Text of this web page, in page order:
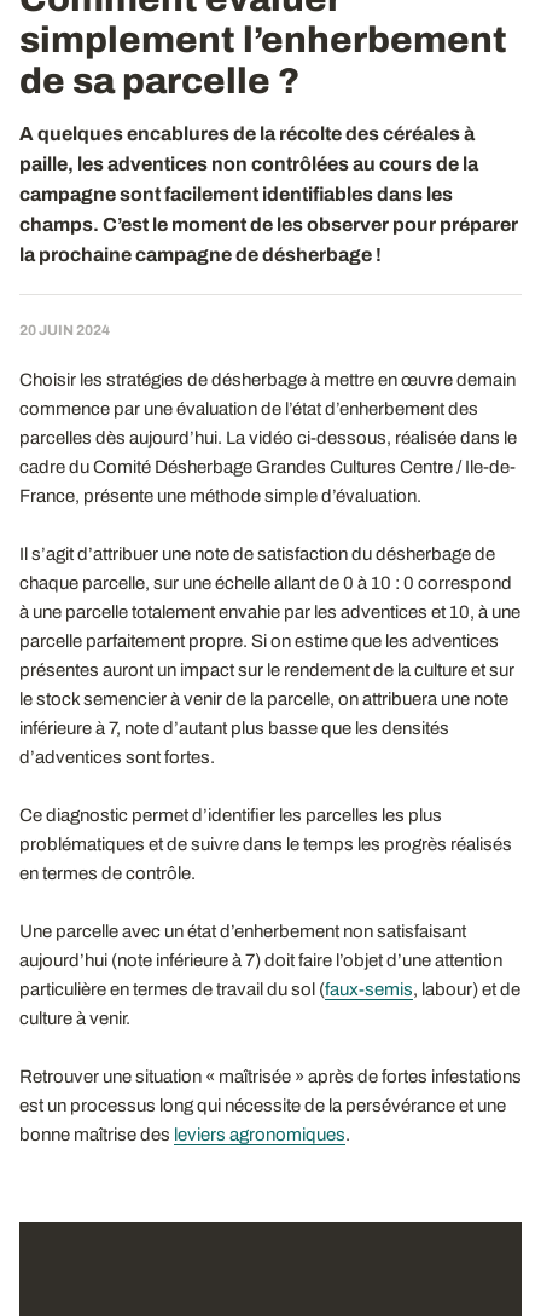
simplement l’enherbement
de sa parcelle ?
A quelques encablures de la récolte des céréales à
paille, les adventices non contrôlées au cours de la
campagne sont facilement identifiables dans les
champs. C’est le moment de les observer pour préparer
la prochaine campagne de désherbage !
20 JUIN 2024
Choisir les stratégies de désherbage à mettre en œuvre demain
commence par une évaluation de l’état d’enherbement des
parcelles dès aujourd’hui. La vidéo ci-dessous, réalisée dans le
cadre du Comité Désherbage Grandes Cultures Centre / Ile-de-
France, présente une méthode simple d’évaluation.
Il s’agit d’attribuer une note de satisfaction du désherbage de
chaque parcelle, sur une échelle allant de 0 à 10 : 0 correspond
à une parcelle totalement envahie par les adventices et 10, à une
parcelle parfaitement propre. Si on estime que les adventices
présentes auront un impact sur le rendement de la culture et sur
le stock semencier à venir de la parcelle, on attribuera une note
inférieure à 7, note d’autant plus basse que les densités
d’adventices sont fortes.
Ce diagnostic permet d’identifier les parcelles les plus
problématiques et de suivre dans le temps les progrès réalisés
en termes de contrôle.
Une parcelle avec un état d’enherbement non satisfaisant
aujourd’hui (note inférieure à 7) doit faire l’objet d’une attention
particulière en termes de travail du sol (faux-semis, labour) et de
culture à venir.
Retrouver une situation « maîtrisée » après de fortes infestations
est un processus long qui nécessite de la persévérance et une
bonne maîtrise des leviers agronomiques.